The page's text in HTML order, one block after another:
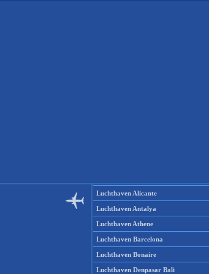
Luchthaven Alicante
Luchthaven Antalya
Luchthaven Athene
Luchthaven Barcelona
Luchthaven Bonaire
Luchthaven Denpasar Bali